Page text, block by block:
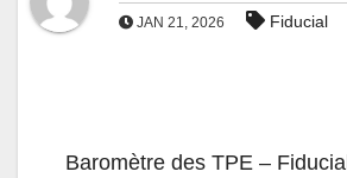
JAN 21, 2026 Fiducial
Baromètre des TPE – Fiducial